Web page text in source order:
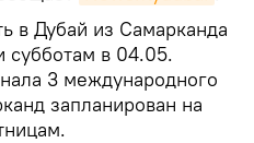
в Дубай из Самарканда
субботам в 04.05.
3 международного
запланирован на